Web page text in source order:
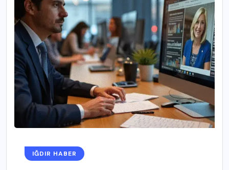
IĞDIR HABER